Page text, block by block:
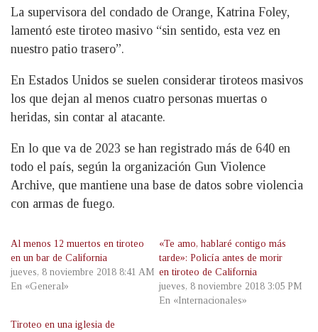
La supervisora del condado de Orange, Katrina Foley,
lamentó este tiroteo masivo “sin sentido, esta vez en
nuestro patio trasero”.
En Estados Unidos se suelen considerar tiroteos masivos
los que dejan al menos cuatro personas muertas o
heridas, sin contar al atacante.
En lo que va de 2023 se han registrado más de 640 en
todo el país, según la organización Gun Violence
Archive, que mantiene una base de datos sobre violencia
con armas de fuego.
Al menos 12 muertos en tiroteo
en un bar de California
jueves, 8 noviembre 2018 8:41 AM
En «General»
«Te amo, hablaré contigo más
tarde»: Policía antes de morir
en tiroteo de California
jueves, 8 noviembre 2018 3:05 PM
En «Internacionales»
Tiroteo en una iglesia de